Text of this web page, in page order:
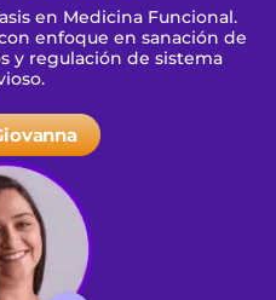
en Medicina Funcional.
enfoque en sanación de
y regulación de sistema